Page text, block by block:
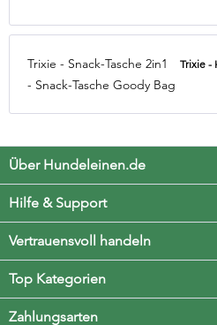
Trixie - Snack-Tasche 2in1 Trixie -
- Snack-Tasche Goody Bag
Über Hundeleinen.de
Hilfe & Support
Vertrauensvoll handeln
Top Kategorien
Zahlungsarten